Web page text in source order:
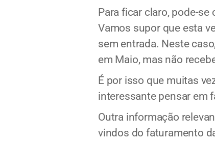
Para ficar claro, pode-
Vamos supor que esta
sem entrada. Neste
em Maio, mas não
É por isso que muitas
interessante pensar em
Outra informação
vindos do faturamento